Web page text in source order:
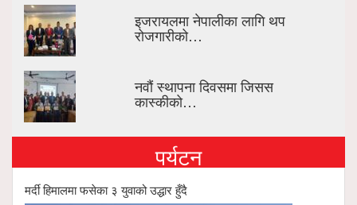
इजरायलमा नेपालीका लागि थप
रोजगारीको…
नवौं स्थापना दिवसमा जिसस
कास्कीको…
पर्यटन
मर्दी हिमालमा फसेका ३ युवाको उद्धार हुँदै